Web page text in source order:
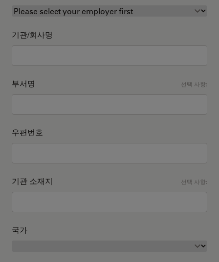
기관/회사명
부서명 선택 사항:
우편번호
기관 소재지 선택 사항:
국가